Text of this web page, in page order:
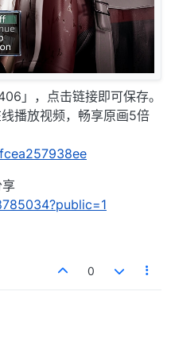
」，点击链接即可保存。
播放视频，畅享原画5倍
享
0